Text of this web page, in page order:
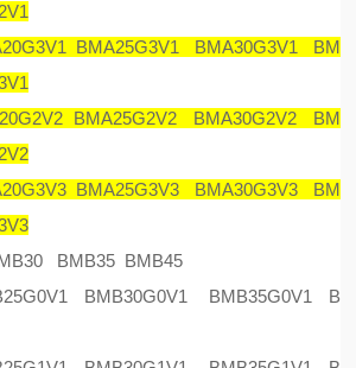
BMA25G3V1 BMA30G3V1 BM
BMA25G2V2 BMA30G2V2 BM
BMA25G3V3 BMA30G3V3 BM
BMB35 BMB45
BMB30G0V1 BMB35G0V1 B